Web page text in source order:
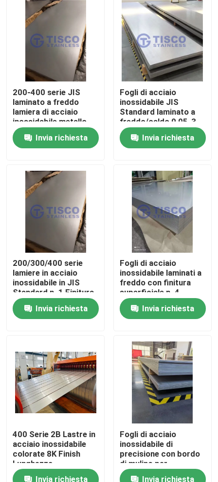
Casa
Video
Circa noi
Giro della fabbrica
Controllo di qualità
Contattici
Richieda una citazione
Bobina dello strato di acciaio inossidabile
Lamiera sottile di acciaio inossidabile
200-400 serie JIS
laminato a freddo
lamiera di acciaio
inossidabile metallo
1000mm-6000mm
Lunghezza in GB
bordo del mulino
Invia richiesta
Fogli di acciaio
inossidabile JIS
Standard laminato a
freddo/caldo 0,05-3
mm per applicazioni
industrialiInvia richiesta
200/300/400 serie
lamiere in acciaio
inossidabile in JIS
Standard n. 1 Finitura
superficiale
Invia richiesta
Fogli di acciaio
inossidabile laminati a
freddo con finitura
superficiale n. 4
Invia richiesta
400 Serie 2B Lastre in
acciaio inossidabile
colorate 8K Finish
Lunghezza
personalizzata per
Invia richiesta
Fogli di acciaio
inossidabile di
precisione con bordo
di mulino per
lavorazioni di
Invia richiesta